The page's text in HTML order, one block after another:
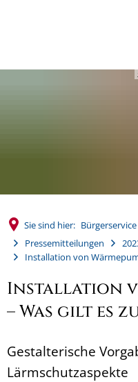
Sie sind hier: Bürgerservice
Pressemitteilungen
Installation von
Installation
– Was gilt es
Gestalterische
Lärmschutzaspekte